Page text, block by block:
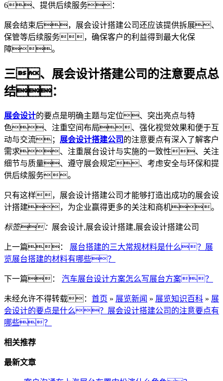
6、提供后续服务：
展会结束后，展会设计搭建公司还应该提供拆展、
保管等后续服务，确保客户的利益得到最大化保
障。
三、展会设计搭建公司的注意要点总
结：
展会设计的要点是明确主题与定位、突出亮点与特
色、注重空间布局、强化视觉效果和便于互
动与交流； 展会设计搭建公司 的注意要点有深入了解客户
需求、注重展台设计与实施的一致性、关注
细节与质量、遵守展会规定、考虑安全与环保和提
供后续服务。
只有这样，展会设计搭建公司才能够打造出成功的展会设
计搭建，为企业赢得更多的关注和商机。
标签： 展会设计,展会设计搭建,展会设计搭建公司
上一篇： 展台搭建的三大常规材料是什么？展
览展台搭建的材料有哪些？
下一篇： 汽车展台设计方案怎么写展台方案？
未经允许不得转载： 首页 » 展览新闻 » 展览知识百科 » 展
会设计的要点是什么？展会设计搭建公司的注意要点有
哪些？
相关推荐
最新文章